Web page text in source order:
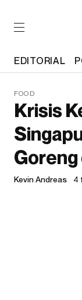
EDITORIAL
FOOD
Krisis
Goreng
Kevin Andreas 4